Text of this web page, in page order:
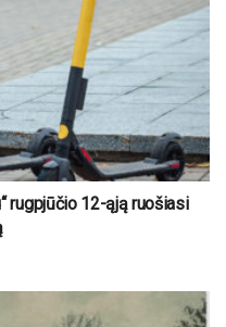
rugpjūčio 12-ąją ruošiasi